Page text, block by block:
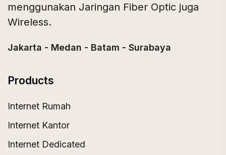
menggunakan Jaringan Fiber Optic juga
Wireless.
Jakarta - Medan - Batam - Surabaya
Products
Internet Rumah
Internet Kantor
Internet Dedicated